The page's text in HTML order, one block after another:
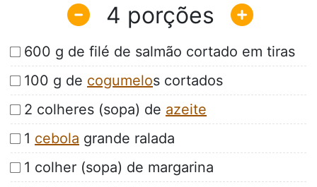
4
600 g de filé de salmão cortado em tiras
100 g de cogumelos cortados
2 colheres (sopa) de azeite
1 cebola grande ralada
1 colher (sopa) de margarina